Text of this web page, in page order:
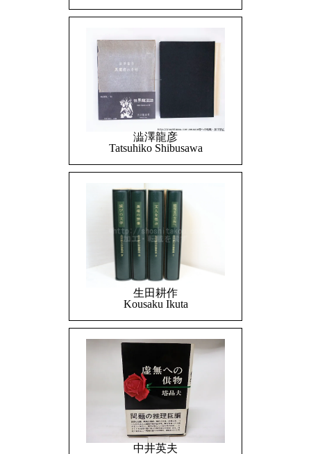
澁澤龍彦
Tatsuhiko Shibusawa
生田耕作
Kousaku Ikuta
中井英夫